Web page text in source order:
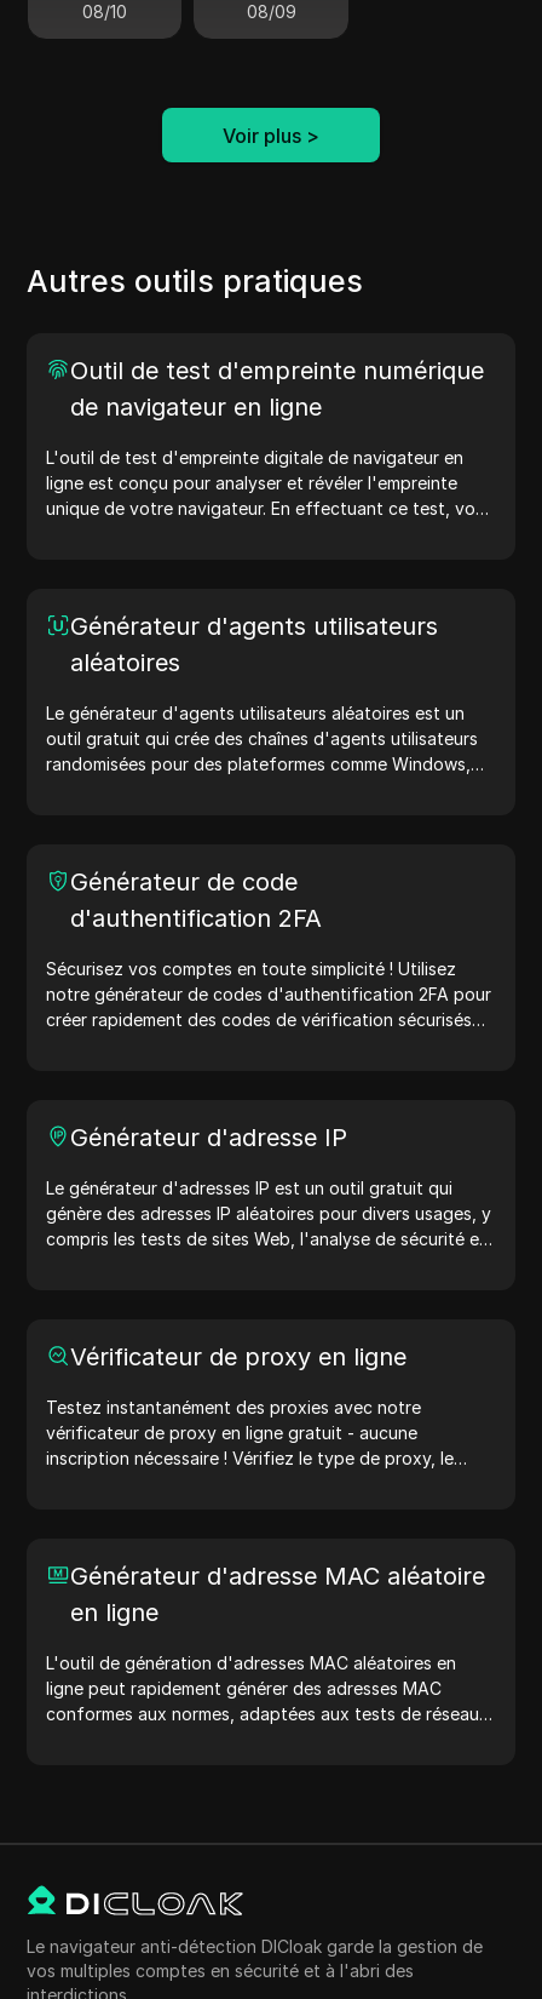
08/10
08/09
Voir plus >
Autres outils pratiques
Outil de test d'empreinte numérique
de navigateur en ligne
L'outil de test d'empreinte digitale de navigateur en
ligne est conçu pour analyser et révéler l'empreinte
unique de votre navigateur. En effectuant ce test, vous
Générateur d'agents utilisateurs
aléatoires
Le générateur d'agents utilisateurs aléatoires est un
outil gratuit qui crée des chaînes d'agents utilisateurs
randomisées pour des plateformes comme Windows,
de sites web, aux vérifications de compatibilité et à
l'optimisation du développement. Simplifiez vos flux de
travail : générez des agents utilisateurs dès aujourd'hui
Générateur de code
d'authentification 2FA
Sécurisez vos comptes en toute simplicité ! Utilisez
notre générateur de codes d'authentification 2FA pour
créer rapidement des codes de vérification sécurisés
Générateur d'adresse IP
Le générateur d'adresses IP est un outil gratuit qui
génère des adresses IP aléatoires pour divers usages, y
compris les tests de sites Web, l'analyse de sécurité et
géolocalisation, les vérifications de confidentialité, et
votre processus de développement : générez des
adresses IP maintenant !
Vérificateur de proxy en ligne
Testez instantanément des proxies avec notre
vérificateur de proxy en ligne gratuit - aucune
inscription nécessaire ! Vérifiez le type de proxy, le
Générateur d'adresse MAC aléatoire
en ligne
L'outil de génération d'adresses MAC aléatoires en
ligne peut rapidement générer des adresses MAC
conformes aux normes, adaptées aux tests de réseau,
Le navigateur anti-détection DICloak garde la gestion de
vos multiples comptes en sécurité et à l'abri des
interdictions.